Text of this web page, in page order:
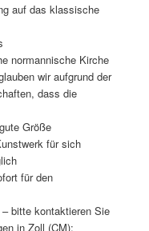
auf das klassische
normannische Kirche
wir aufgrund der
dass die
Größe
für sich
für den
bitte kontaktieren Sie
in Zoll (CM):